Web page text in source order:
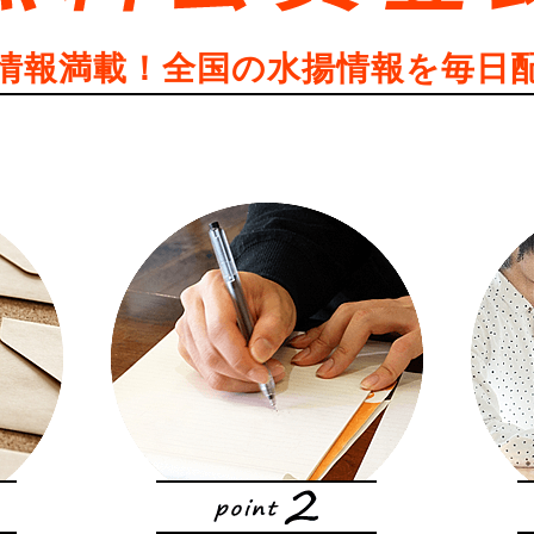
報満載！全国の水揚情報を毎日